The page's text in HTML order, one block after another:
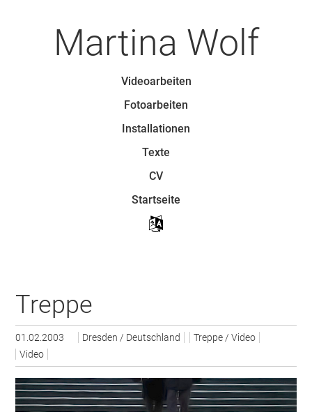
Martina Wolf
Videoarbeiten
Fotoarbeiten
Installationen
Texte
CV
Startseite
Treppe
01.02.2003 Dresden / Deutschland
Treppe / Video
Video